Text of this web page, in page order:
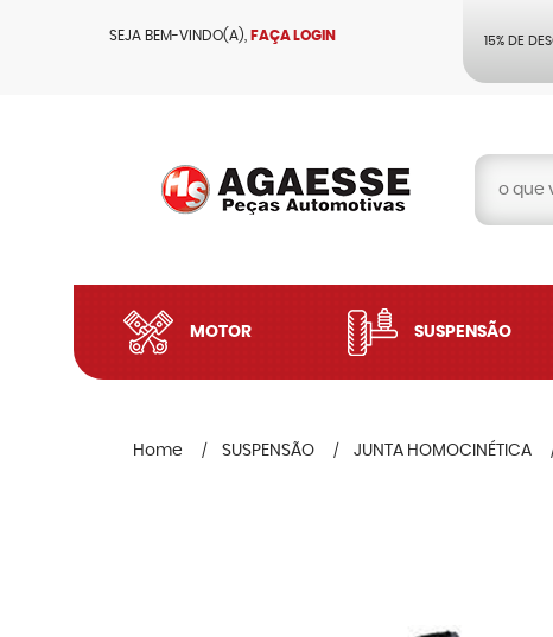
SEJA BEM-VINDO(A), FAÇA LOGIN 15% DE
MOTOR SUSPENSÃO
Home SUSPENSÃO JUNTA HOMOCINÉTICA